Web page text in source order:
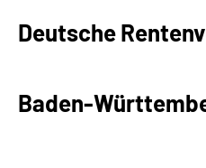
Rente
Deutsche
Baden-